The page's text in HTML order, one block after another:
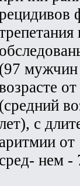
(97
(средний
с
аритмии от
сред- нем -